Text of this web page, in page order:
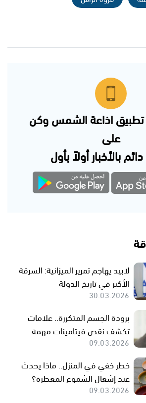
اذاعة الشمس وكن
على
بالأخبار أولاً بأول
لابيد يهاجم تمرير الميزانية: السرقة
الأكبر في تاريخ الدولة
30.03.2026
برودة الجسم المتكررة.. علامات
تكشف نقص فيتامينات مهمة
09.03.2026
خطر خفي في المنزل.. ماذا يحدث
عند إشعال الشموع المعطرة؟
09.03.2026